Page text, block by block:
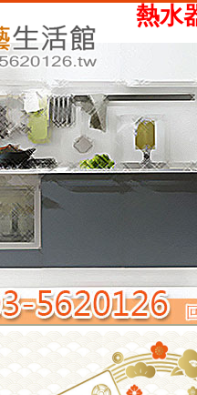
器、瓦斯爐